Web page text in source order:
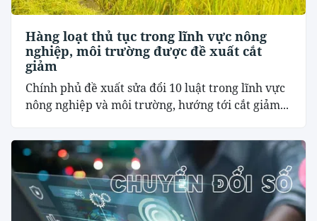
Hàng loạt thủ tục trong lĩnh vực nông
nghiệp, môi trường được đề xuất cắt
giảm
Chính phủ đề xuất sửa đổi 10 luật trong lĩnh vực
nông nghiệp và môi trường, hướng tới cắt giảm...